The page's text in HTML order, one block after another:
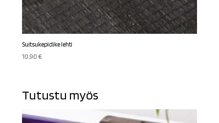
Suitsukepidike lehti
10,90€
Tutustu myös